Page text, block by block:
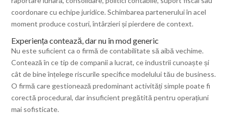
coordonare cu echipe juridice. Schimbarea partenerului în acel
moment produce costuri, întârzieri și pierdere de context.
Experiența contează, dar nu în mod generic
Nu este suficient ca o firmă de contabilitate să aibă vechime.
Contează în ce tip de companii a lucrat, ce industrii cunoaște și
cât de bine înțelege riscurile specifice modelului tău de business.
O firmă care gestionează predominant activități simple poate fi
corectă procedural, dar insuficient pregătită pentru operațiuni
mai sofisticate.